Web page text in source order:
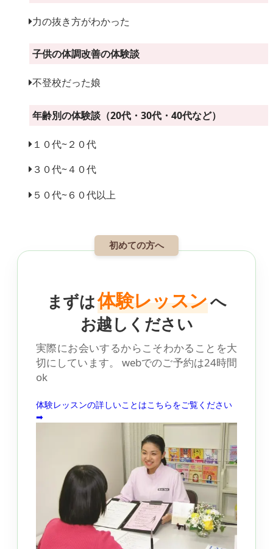
力の抜き方がわかった
子供の体調改善の体験談
不登校だった娘
年齢別の体験談（20代・30代・40代など）
１０代~２０代
３０代~４０代
５０代~６０代以上
初めての方へ
まずは体験レッスンへ
お越しください
実際にお会いするからこそわかることを大
切にしています。
webでのご予約は24時間
ok
体験レッスンの詳しいことはこちらをご覧ください
➡